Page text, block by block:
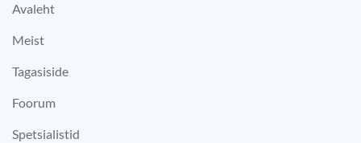
Avaleht
Meist
Tagasiside
Foorum
Spetsialistid